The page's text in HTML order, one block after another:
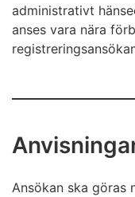
administrativt
anses vara nära
Ansökan ska göras